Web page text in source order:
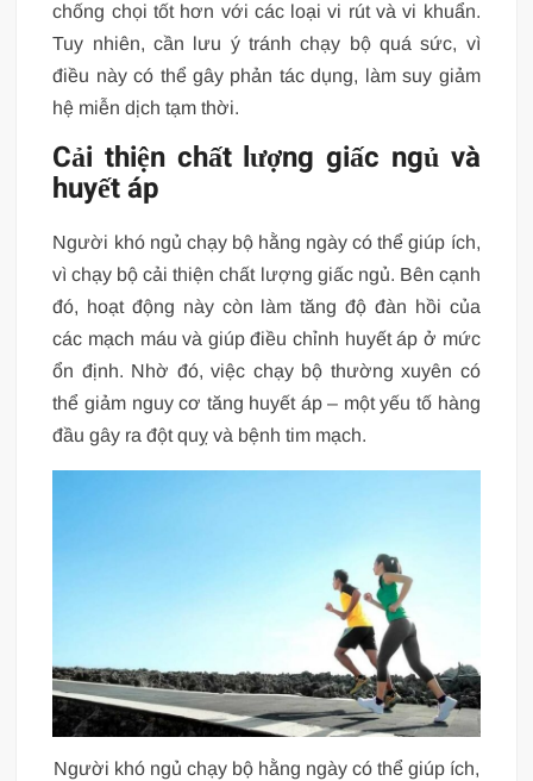
chống chọi tốt hơn với các loại vi rút và vi khuẩn.
Tuy nhiên, cần lưu ý tránh chạy bộ quá sức, vì
điều này có thể gây phản tác dụng, làm suy giảm
hệ miễn dịch tạm thời.
Cải thiện chất lượng giấc ngủ và
huyết áp
Người khó ngủ chạy bộ hằng ngày có thể giúp ích,
vì chạy bộ cải thiện chất lượng giấc ngủ. Bên cạnh
đó, hoạt động này còn làm tăng độ đàn hồi của
các mạch máu và giúp điều chỉnh huyết áp ở mức
ổn định. Nhờ đó, việc chạy bộ thường xuyên có
thể giảm nguy cơ tăng huyết áp – một yếu tố hàng
đầu gây ra đột quỵ và bệnh tim mạch.
Người khó ngủ chạy bộ hằng ngày có thể giúp ích,